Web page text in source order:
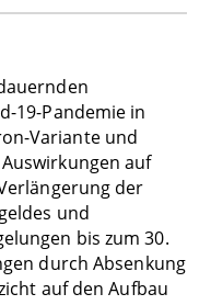
19-Pandemie in
Variante und
auf
der
und
bis zum 30.
durch Absenkung
auf den Aufbau